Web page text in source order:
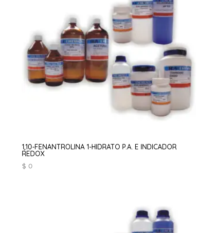
1,10-FENANTROLINA 1-HIDRATO P.A. E INDICADOR
REDOX
$ 0